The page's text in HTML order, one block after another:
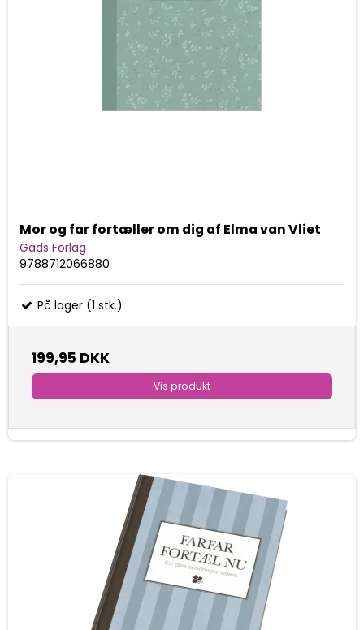
Mor og far fortæller om dig af Elma van Vliet
Gads Forlag
9788712066880
På lager (1 stk.)
199,95 DKK
Vis produkt